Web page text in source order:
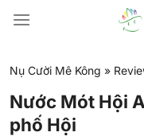
đến
dung
Nụ Cười Mê Kông »
Nước Mót Hội
phố Hội